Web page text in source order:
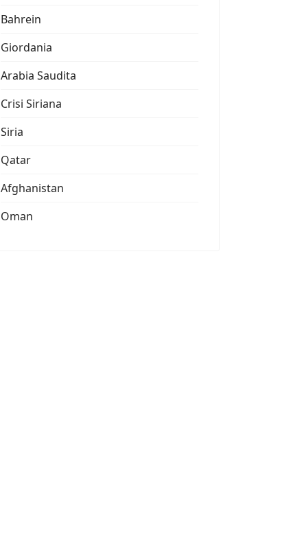
Bahrein
Giordania
Arabia Saudita
Crisi Siriana
Siria
Qatar
Afghanistan
Oman